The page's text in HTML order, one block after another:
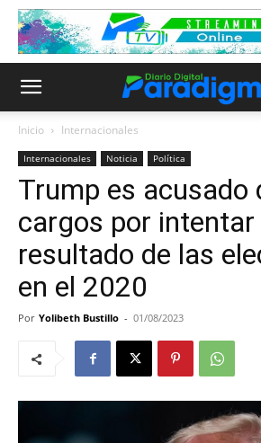
Inicio Internacionales
Internacionales Noticia Política
Trump es acusado
cargos por
resultado de las
en el 2020
Por Yolibeth Bustillo - 01/08/2023